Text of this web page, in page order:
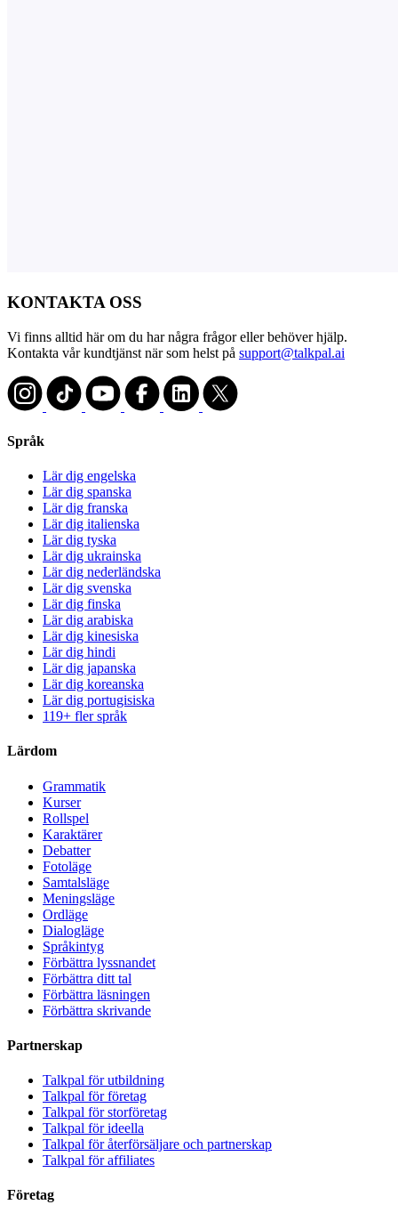
KONTAKTA OSS
Vi finns alltid här om du har några frågor eller behöver hjälp.
Kontakta vår kundtjänst när som helst på support@talkpal.ai
Språk
Lär dig engelska
Lär dig spanska
Lär dig franska
Lär dig italienska
Lär dig tyska
Lär dig ukrainska
Lär dig nederländska
Lär dig svenska
Lär dig finska
Lär dig arabiska
Lär dig kinesiska
Lär dig hindi
Lär dig japanska
Lär dig koreanska
Lär dig portugisiska
119+ fler språk
Lärdom
Grammatik
Kurser
Rollspel
Karaktärer
Debatter
Fotoläge
Samtalsläge
Meningsläge
Ordläge
Dialogläge
Språkintyg
Förbättra lyssnandet
Förbättra ditt tal
Förbättra läsningen
Förbättra skrivande
Partnerskap
Talkpal för utbildning
Talkpal för företag
Talkpal för storföretag
Talkpal för ideella
Talkpal för återförsäljare och partnerskap
Talkpal för affiliates
Företag